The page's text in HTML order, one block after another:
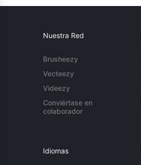
Nuestra Red
Brusheezy
Vecteezy
Videezy
Conviértase en
colaborador
Idiomas